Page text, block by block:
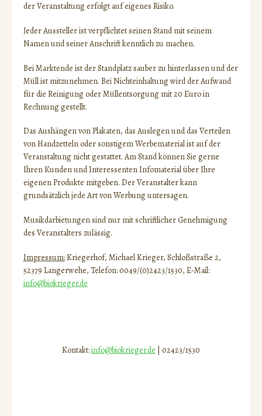
der Veranstaltung erfolgt auf eigenes Risiko.
Jeder Aussteller ist verpflichtet seinen Stand mit seinem
Namen und seiner Anschrift kenntlich zu machen.
Bei Marktende ist der Standplatz sauber zu hinterlassen und der
Müll ist mitzunehmen. Bei Nichteinhaltung wird der Aufwand
für die Reinigung oder Müllentsorgung mit 20 Euro in
Rechnung gestellt.
Das Aushängen von Plakaten, das Auslegen und das Verteilen
von Handzetteln oder sonstigem Werbematerial ist auf der
Veranstaltung nicht gestattet. Am Stand können Sie gerne
Ihren Kunden und Interessenten Infomaterial über Ihre
eigenen Produkte mitgeben. Der Veranstalter kann
grundsätzlich jede Art von Werbung untersagen.
Musikdarbietungen sind nur mit schriftlicher Genehmigung
des Veranstalters zulässig.
Impressum:Kriegerhof, Michael Krieger, Schloßstraße 2,
52379 Langerwehe, Telefon: 0049/(0)2423/1530, E-Mail:
info@biokrieger.de
Kontakt:info@biokrieger.de | 02423/1530